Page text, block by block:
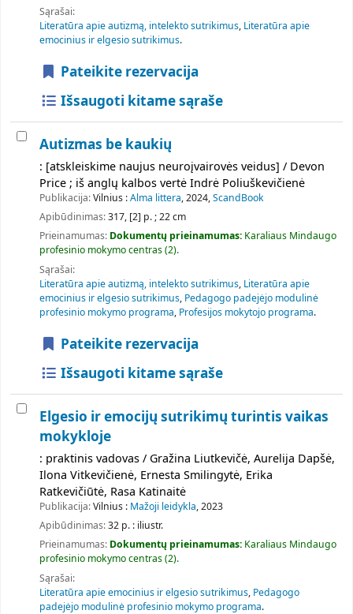
Sąrašai:
Literatūra apie autizmą, intelekto sutrikimus, Literatūra apie
emocinius ir elgesio sutrikimus.
Pateikite rezervacija
Išsaugoti kitame sąraše
Autizmas be kaukių
: [atskleiskime naujus neuroįvairovės veidus] / Devon
Price ; iš anglų kalbos vertė Indrė Poliuškevičienė
Publikacija:Vilnius :Alma littera, 2024,ScandBook
Apibūdinimas:317, [2] p. ; 22 cm
Prieinamumas: Dokumentų prieinamumas: Karaliaus Mindaugo
profesinio mokymo centras(2).
Sąrašai:
Literatūra apie autizmą, intelekto sutrikimus, Literatūra apie
emocinius ir elgesio sutrikimus, Pedagogo padejėjo modulinė
profesinio mokymo programa, Profesijos mokytojo programa.
Pateikite rezervacija
Išsaugoti kitame sąraše
Elgesio ir emocijų sutrikimų turintis vaikas
mokykloje
: praktinis vadovas / Gražina Liutkevičė, Aurelija Dapšė,
Ilona Vitkevičienė, Ernesta Smilingytė, Erika
Ratkevičiūtė, Rasa Katinaitė
Publikacija:Vilnius : Mažoji leidykla, 2023
Apibūdinimas:32 p. : iliustr.
Prieinamumas: Dokumentų prieinamumas: Karaliaus Mindaugo
profesinio mokymo centras(2).
Sąrašai:
Literatūra apie emocinius ir elgesio sutrikimus, Pedagogo
padejėjo modulinė profesinio mokymo programa.